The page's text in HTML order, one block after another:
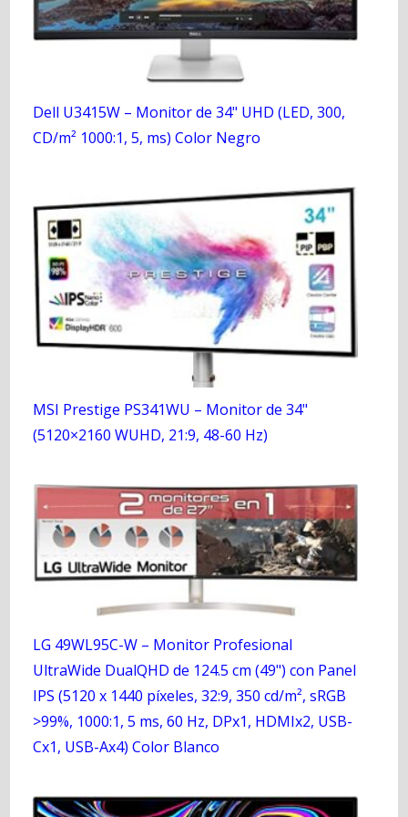
Dell U3415W – Monitor de 34" UHD (LED, 300,
CD/m² 1000:1, 5, ms) Color Negro
MSI Prestige PS341WU – Monitor de 34"
(5120×2160 WUHD, 21:9, 48-60 Hz)
LG 49WL95C-W – Monitor Profesional
UltraWide DualQHD de 124.5 cm (49") con Panel
IPS (5120 x 1440 píxeles, 32:9, 350 cd/m², sRGB
>99%, 1000:1, 5 ms, 60 Hz, DPx1, HDMIx2, USB-
Cx1, USB-Ax4) Color Blanco